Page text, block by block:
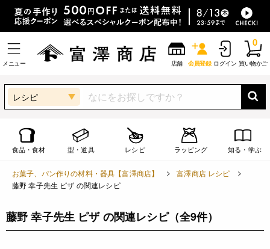
メニュー 店舗 会員登録 ログイン 買い物かご
0
レシピ
食品・食材 型・道具 レシピ ラッピング 知る・学ぶ
お菓子、パン作りの材料・器具【富澤商店】
富澤商店 レシピ
藤野 幸子先生 ピザ の関連レシピ
藤野 幸子先生 ピザ の関連レシピ（全9件）